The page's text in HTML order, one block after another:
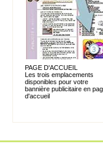
PAGE D'ACCUEIL
Les trois emplacements
disponibles pour votre
bannière publicitaire en
d'accueil